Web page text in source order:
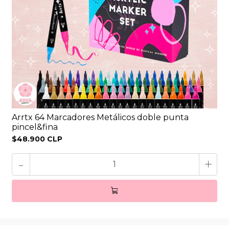
Arrtx 64 Marcadores Metálicos doble punta
pincel&fina
$48.900 CLP
- +